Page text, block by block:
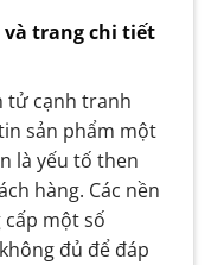
và trang chi tiết
tử cạnh tranh
sản phẩm một
là yếu tố then
hàng. Các nền
một số
đủ để đáp